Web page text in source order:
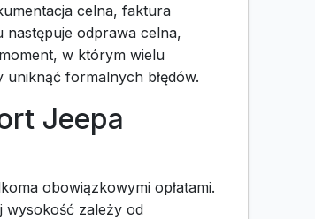
celna, faktura
następuje odprawa celna,
w którym wielu
formalnych błędów.
Jeepa
obowiązkowymi opłatami.
wysokość zależy od